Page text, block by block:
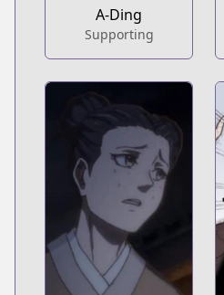
A-Ding
Supporting